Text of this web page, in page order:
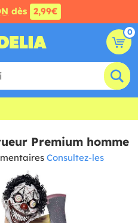
dès 2,99€
0
Premium homme
Consultez-les